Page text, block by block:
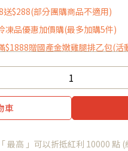
送$288(部分團購商品不適用)
凍品優惠加價購(最多加購5件)
$1888贈國產金嫩雞腿排乙包(活
車
最高 」可以折抵紅利 10000 點 (